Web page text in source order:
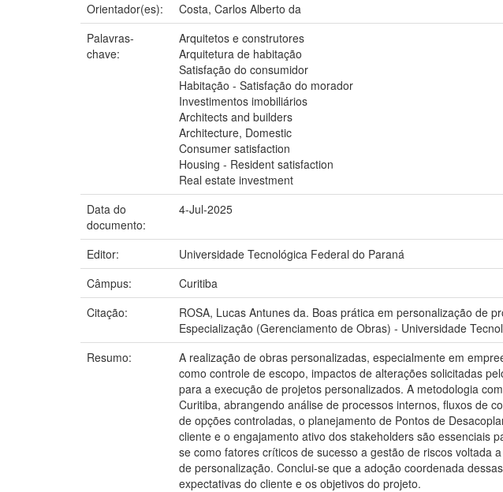
Orientador(es):
Costa, Carlos Alberto da
Palavras-
chave:
Arquitetos e construtores
Arquitetura de habitação
Satisfação do consumidor
Habitação - Satisfação do morador
Investimentos imobiliários
Architects and builders
Architecture, Domestic
Consumer satisfaction
Housing - Resident satisfaction
Real estate investment
Data do
documento:
4-Jul-2025
Editor:
Universidade Tecnológica Federal do Paraná
Câmpus:
Curitiba
Citação:
ROSA, Lucas Antunes da. Boas prática em personalização de
Especialização (Gerenciamento de Obras) - Universidade
Resumo:
A realização de obras personalizadas, especialmente em
como controle de escopo, impactos de alterações solicitadas
para a execução de projetos personalizados. A metodologia
Curitiba, abrangendo análise de processos internos, fluxos de
de opções controladas, o planejamento de Pontos de
cliente e o engajamento ativo dos stakeholders são essenciais
se como fatores críticos de sucesso a gestão de riscos voltada
de personalização. Conclui-se que a adoção coordenada
expectativas do cliente e os objetivos do projeto.